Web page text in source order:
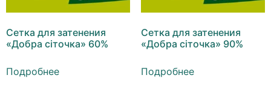
Сетка для затенения
«Добра сіточка» 60%
Подробнее
Сетка для затенения
«Добра сіточка» 90%
Подробнее